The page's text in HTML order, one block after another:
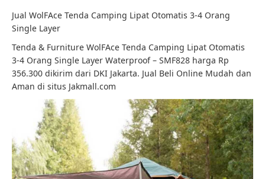
Jual WolFAce Tenda Camping Lipat Otomatis 3-4 Orang
Single Layer
Tenda & Furniture WolFAce Tenda Camping Lipat Otomatis
3-4 Orang Single Layer Waterproof – SMF828 harga Rp
356.300 dikirim dari DKI Jakarta. Jual Beli Online Mudah dan
Aman di situs Jakmall.com